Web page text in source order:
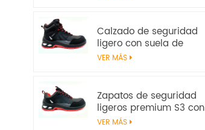
Calzado de seguridad
ligero con suela de
amortiguación E-TPU –
VER MÁS
Zapatos de seguridad
ligeros premium S3 con
parte superior de
VER MÁS